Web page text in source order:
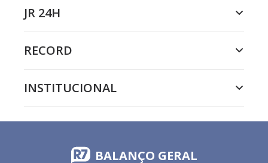
JR 24H
RECORD
INSTITUCIONAL
BALANÇO GERAL